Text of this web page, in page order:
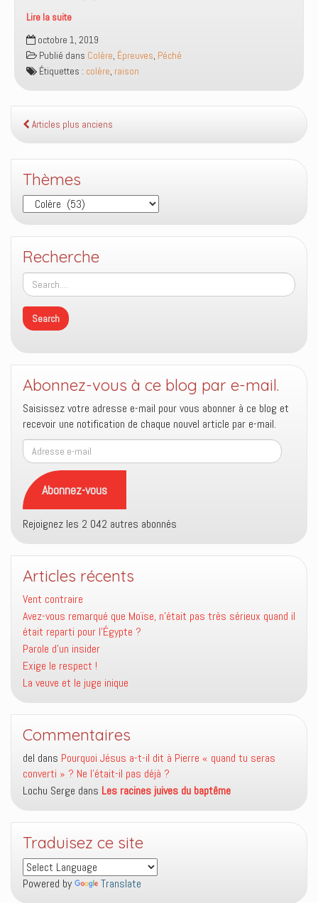
Lire la suite
La
colère
affecte
la
de
raisonnement
octobre 1, 2019
Publié dans Colère, Épreuves, Péché
Étiquettes : colère, raison
Articles plus anciens
Thèmes
Thèmes
Recherche
Abonnez-vous à ce blog par e-mail.
Saisissez votre adresse e-mail pour vous abonner à ce blog et
recevoir une notification de chaque nouvel article par e-mail.
Adresse
e-
mail
Abonnez-vous
Rejoignez les 2 042 autres abonnés
Articles récents
Vent contraire
Avez-vous remarqué que Moïse, n’était pas très sérieux quand il
était reparti pour l’Égypte ?
Parole d’un insider
Exige le respect !
La veuve et le juge inique
Commentaires
del dans Pourquoi Jésus a-t-il dit à Pierre « quand tu seras
converti » ? Ne l’était-il pas déjà ?
Lochu Serge dans Les racines juives du baptême
Traduisez ce site
Powered by Translate